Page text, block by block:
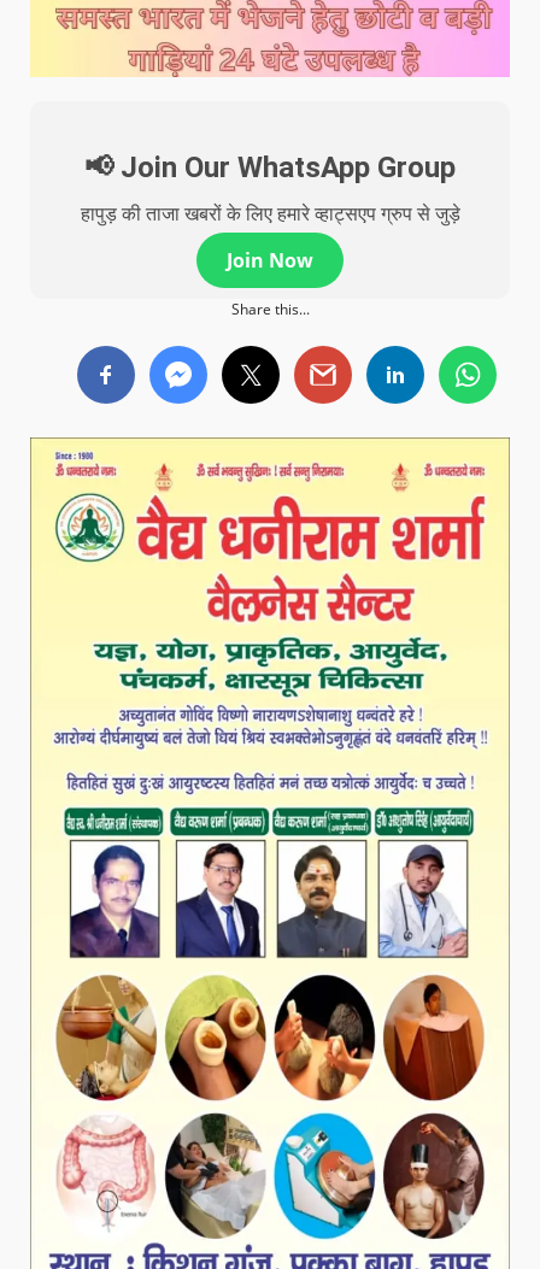
📢 Join Our WhatsApp Group
हापुड़ की ताजा खबरों के लिए हमारे व्हाट्सएप ग्रुप से जुड़े
Join Now
Share this...